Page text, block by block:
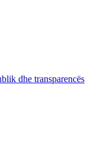
dhe transparencës